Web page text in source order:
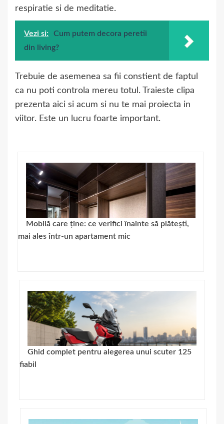
respiratie si de meditatie.
Vezi si:
Cum putem decora peretii
din living?
Trebuie de asemenea sa fii constient de faptul
ca nu poti controla mereu totul. Traieste clipa
prezenta aici si acum si nu te mai proiecta in
viitor. Este un lucru foarte important.
Mobilă care ține: ce verifici înainte să plătești,
mai ales într-un apartament mic
Ghid complet pentru alegerea unui scuter 125
fiabil